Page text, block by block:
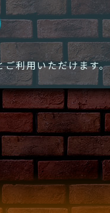
利用いただけます。